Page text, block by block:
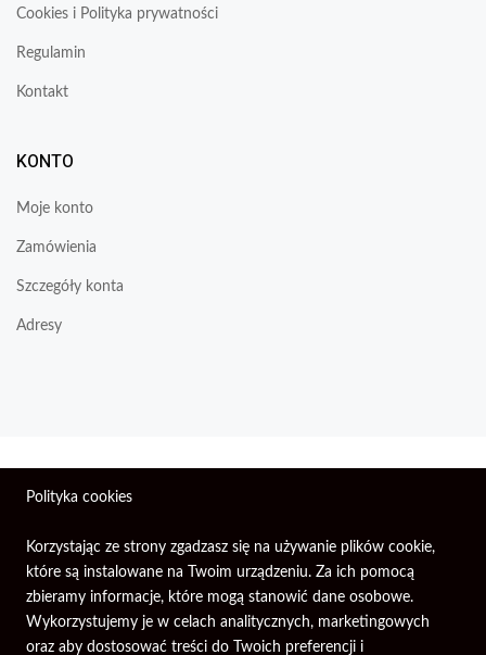
Cookies i Polityka prywatności
Regulamin
Kontakt
KONTO
Moje konto
Zamówienia
Szczegóły konta
Adresy
Wszelkie prawa zastrzeżone © 2026 | Firma Elektroniczna
Polityka cookies
Korzystając ze strony zgadzasz się na używanie plików cookie,
które są instalowane na Twoim urządzeniu. Za ich pomocą
zbieramy informacje, które mogą stanowić dane osobowe.
Wykorzystujemy je w celach analitycznych, marketingowych
oraz aby dostosować treści do Twoich preferencji i